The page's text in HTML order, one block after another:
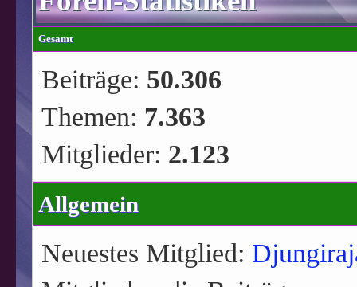
Gesamt
Beiträge: 50.306
Themen: 7.363
Mitglieder: 2.123
Allgemein
Neuestes Mitglied: